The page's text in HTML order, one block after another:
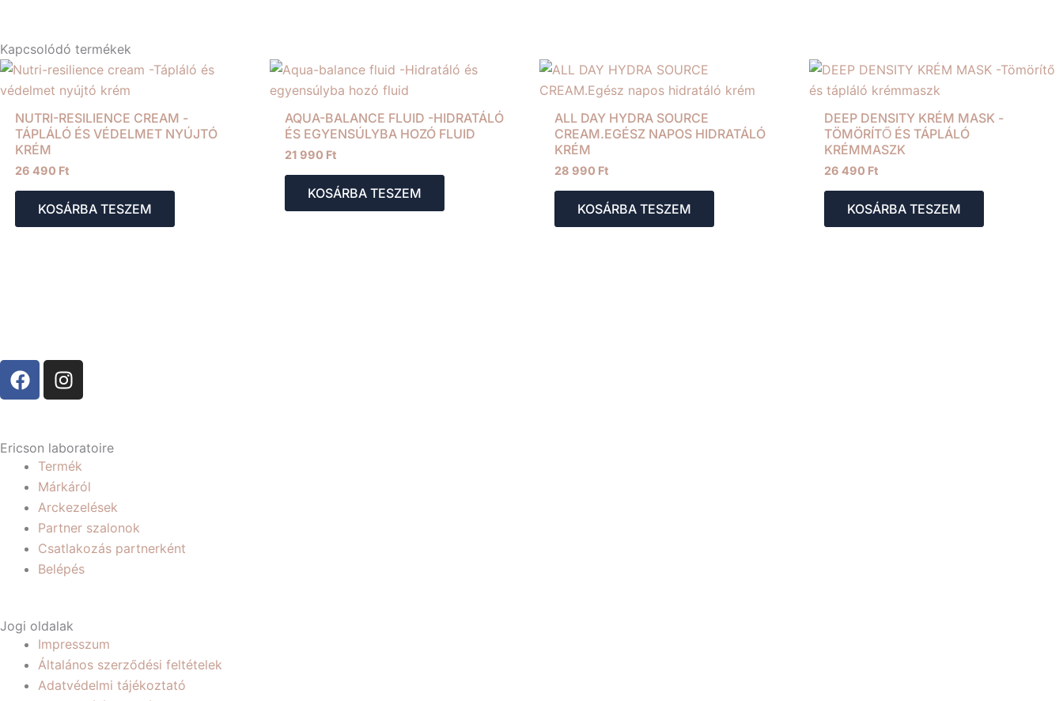
Kapcsolódó termékek
NUTRI-RESILIENCE CREAM -
TÁPLÁLÓ ÉS VÉDELMET NYÚJTÓ
KRÉM
26 490 Ft
KOSÁRBA TESZEM
AQUA-BALANCE FLUID -HIDRATÁLÓ
ÉS EGYENSÚLYBA HOZÓ FLUID
21 990 Ft
KOSÁRBA TESZEM
ALL DAY HYDRA SOURCE
CREAM.EGÉSZ NAPOS HIDRATÁLÓ
KRÉM
28 990 Ft
KOSÁRBA TESZEM
DEEP DENSITY KRÉM MASK -
TÖMÖRÍTŐ ÉS TÁPLÁLÓ
KRÉMMASZK
26 490 Ft
KOSÁRBA TESZEM
F
a
b
o
o
k
I
n
a
g
r
a
m
Ericson laboratoire
Termék
Márkáról
Arckezelések
Partner szalonok
Csatlakozás partnerként
Belépés
Jogi oldalak
Impresszum
Általános szerződési feltételek
Adatvédelmi tájékoztató